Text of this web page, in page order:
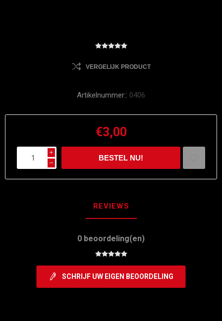
VERGELIJK PRODUCT
Artikelnummer:: 0406
€3,00
i
h
REVIEWS
0 beoordeling(en)
SCHRIJF UW EIGEN BEOORDELING